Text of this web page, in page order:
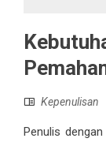
Kepenulisan
Penulis